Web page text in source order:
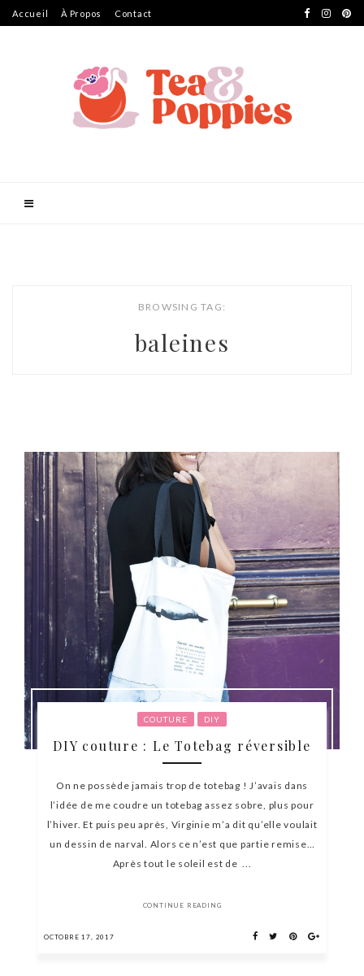
Accueil À Propos Contact
BROWSING TAG:
baleines
COUTURE DIY
DIY couture : Le Totebag réversible
On ne possède jamais trop de totebag ! J’avais dans
l’idée de me coudre un totebag assez sobre, plus pour
l’hiver. Et puis peu après, Virginie m’a dit qu’elle voulait
un dessin de narval. Alors ce n’est que partie remise…
Après tout le soleil est de ...
CONTINUE READING
OCTOBRE 17, 2017